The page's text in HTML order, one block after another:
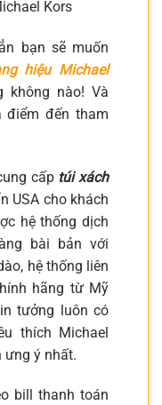
bạn sẽ muốn
hiệu Michael
nào! Và
điểm đến tham
cấp túi xách
USA cho khách
hệ thống dịch
bài bản với
hệ thống liên
hãng từ Mỹ
tưởng luôn có
thích Michael
ưng ý nhất.
bill thanh toán